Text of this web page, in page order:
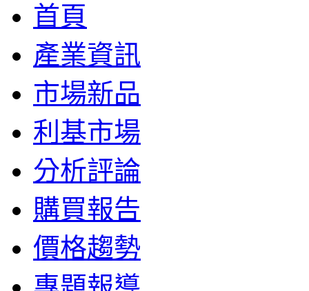
首頁
產業資訊
市場新品
利基市場
分析評論
購買報告
價格趨勢